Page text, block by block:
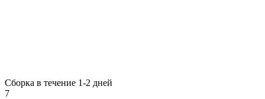
Сборка в течение 1-2 дней
7